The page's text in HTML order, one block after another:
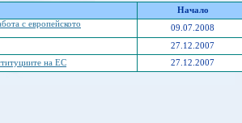
Начало
с европейското
09.07.2008
27.12.2007
на ЕС
27.12.2007